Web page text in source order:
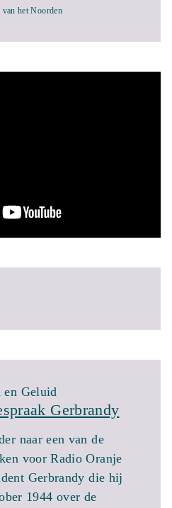
het Noorden
en Geluid
Gerbrandy
naar een van de
voor Radio Oranje
Gerbrandy die hij
1944 over de